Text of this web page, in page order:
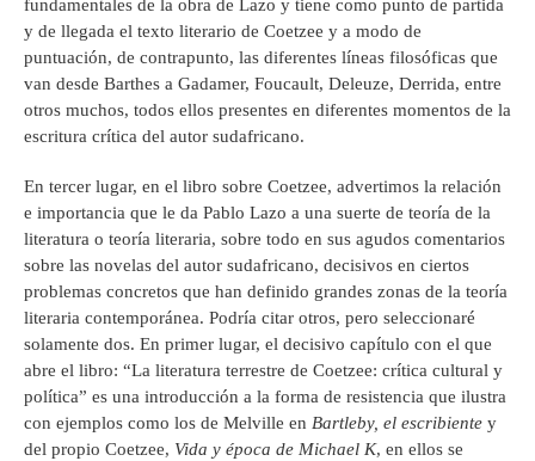
fundamentales de la obra de Lazo y tiene como punto de partida
y de llegada el texto literario de Coetzee y a modo de
puntuación, de contrapunto, las diferentes líneas filosóficas que
van desde Barthes a Gadamer, Foucault, Deleuze, Derrida, entre
otros muchos, todos ellos presentes en diferentes momentos de la
escritura crítica del autor sudafricano.
En tercer lugar, en el libro sobre Coetzee, advertimos la relación
e importancia que le da Pablo Lazo a una suerte de teoría de la
literatura o teoría literaria, sobre todo en sus agudos comentarios
sobre las novelas del autor sudafricano, decisivos en ciertos
problemas concretos que han definido grandes zonas de la teoría
literaria contemporánea. Podría citar otros, pero seleccionaré
solamente dos. En primer lugar, el decisivo capítulo con el que
abre el libro: “La literatura terrestre de Coetzee: crítica cultural y
política” es una introducción a la forma de resistencia que ilustra
con ejemplos como los de Melville en Bartleby, el escribiente y
del propio Coetzee, Vida y época de Michael K, en ellos se